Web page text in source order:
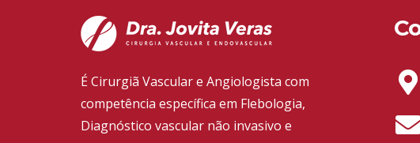
É Cirurgiã Vascular e Angiologista com
competência específica em Flebologia,
Diagnóstico vascular não invasivo e